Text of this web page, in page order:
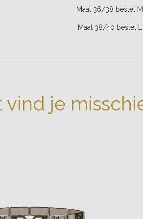
Maat 36/38 bestel M
Maat 38/40 bestel L
vind je